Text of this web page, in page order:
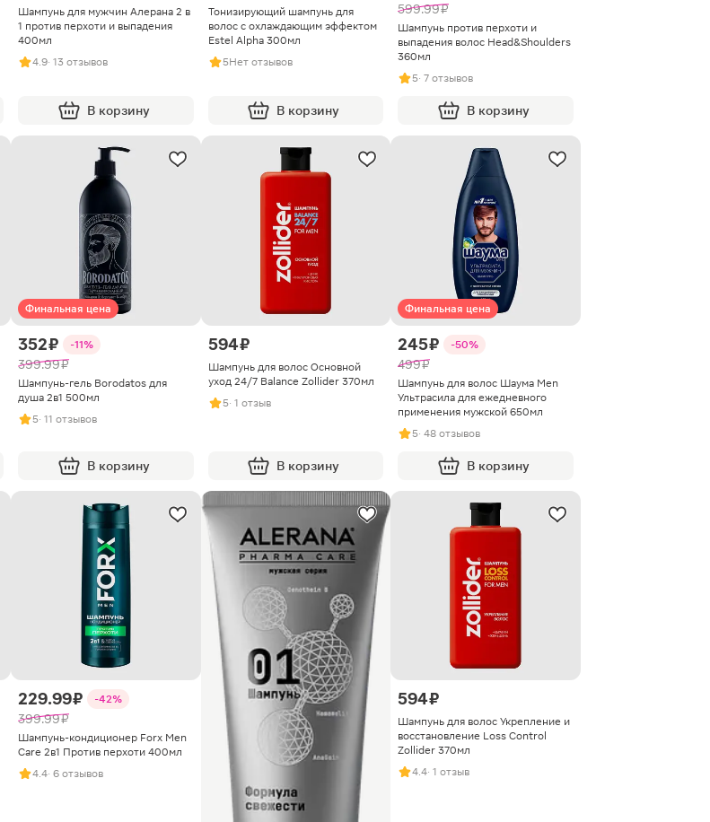
Шампунь для мужчин Алерана 2 в
1 против перхоти и выпадения
400мл
4.9· 13 отзывов
В корзину
Тонизирующий шампунь для
волос с охлаждающим эффектом
Estel Alpha 300мл
5Нет отзывов
В корзину
599.99 ₽
Шампунь против перхоти и
выпадения волос Head&Shoulders
360мл
5· 7 отзывов
В корзину
Финальная цена
352 ₽ -11%
399.99 ₽
Шампунь-гель Borodatos для
душа 2в1 500мл
5· 11 отзывов
В корзину
594 ₽
Шампунь для волос Основной
уход 24/7 Balance Zollider 370мл
5· 1 отзыв
В корзину
Финальная цена
245 ₽ -50%
499 ₽
Шампунь для волос Шаума Men
Ультрасила для ежедневного
применения мужской 650мл
5· 48 отзывов
В корзину
229.99 ₽ -42%
399.99 ₽
Шампунь-кондиционер Forx Men
Care 2в1 Против перхоти 400мл
4.4· 6 отзывов
594 ₽
Шампунь для волос Укрепление и
восстановление Loss Control
Zollider 370мл
4.4· 1 отзыв